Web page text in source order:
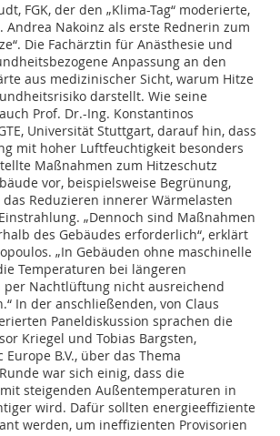
FGK, der den „Klima-Tag“ moderierte,
Andrea Nakoinz als erste Rednerin zum
Die Fachärztin für Anästhesie und
Anpassung an den
aus medizinischer Sicht, warum Hitze
darstellt. Wie seine
Prof. Dr.-Ing. Konstantinos
Universität Stuttgart, darauf hin, dass
mit hoher Luftfeuchtigkeit besonders
Maßnahmen zum Hitzeschutz
vor, beispielsweise Begrünung,
Reduzieren innerer Wärmelasten
„Dennoch sind Maßnahmen
des Gebäudes erforderlich“, erklärt
„In Gebäuden ohne maschinelle
Temperaturen bei längeren
per Nachtlüftung nicht ausreichend
In der anschließenden, von Claus
Paneldiskussion sprachen die
Kriegel und Tobias Bargsten,
B.V., über das Thema
war sich einig, dass die
steigenden Außentemperaturen in
wird. Dafür sollten energieeffiziente
werden, um ineffizienten Provisorien